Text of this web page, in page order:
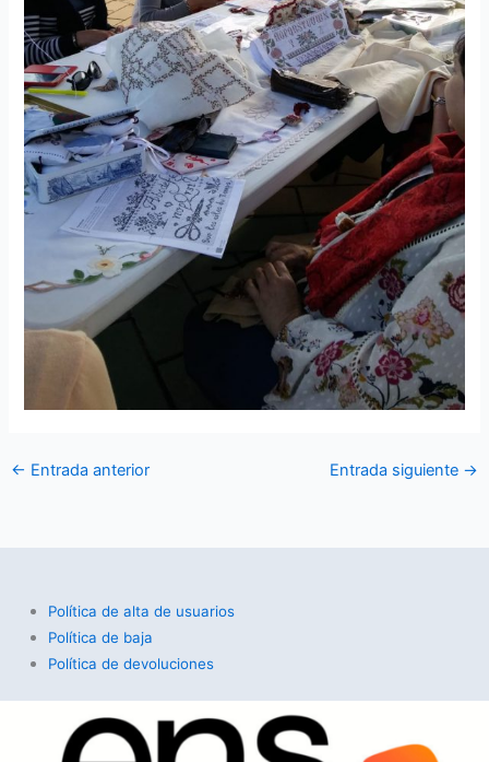
← Entrada anterior Entrada siguiente →
Política de alta de usuarios
Política de baja
Política de devoluciones